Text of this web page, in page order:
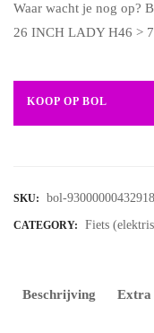
Waar wacht je nog op?
26 INCH LADY H46 >
KOOP OP BOL
SKU: bol-
CATEGORY: Fiets
Beschrijving Extra